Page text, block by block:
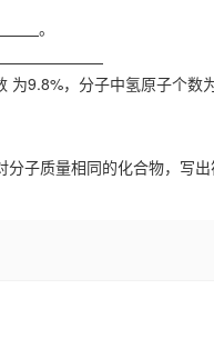
。
为9.8%，分子中氢原子个数
子质量相同的化合物，写